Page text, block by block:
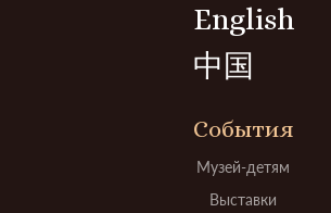
English
中国
События
Музей-детям
Выставки